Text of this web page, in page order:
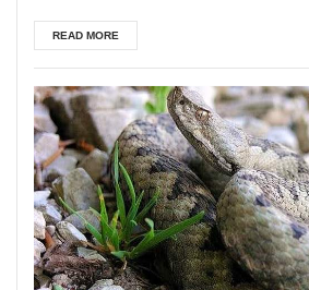
READ MORE